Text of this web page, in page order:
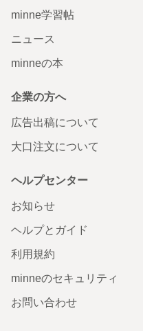
minne学習帖
ニュース
minneの本
企業の方へ
広告出稿について
大口注文について
ヘルプセンター
お知らせ
ヘルプとガイド
利用規約
minneのセキュリティ
お問い合わせ